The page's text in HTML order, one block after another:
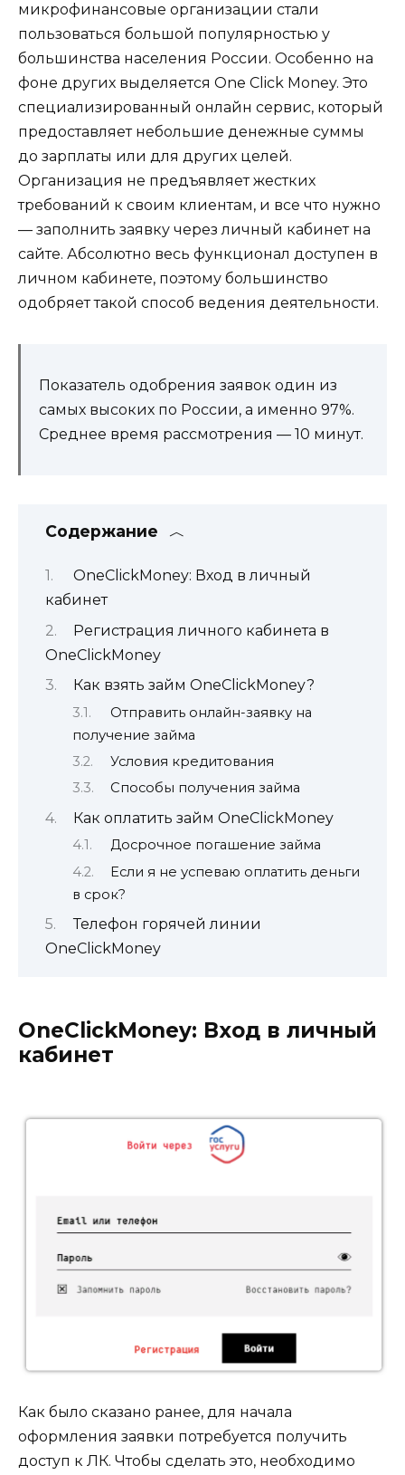
микрофинансовые организации стали
пользоваться большой популярностью у
большинства населения России. Особенно на
фоне других выделяется One Click Money. Это
специализированный онлайн сервис, который
предоставляет небольшие денежные суммы
до зарплаты или для других целей.
Организация не предъявляет жестких
требований к своим клиентам, и все что нужно
— заполнить заявку через личный кабинет на
сайте. Абсолютно весь функционал доступен в
личном кабинете, поэтому большинство
одобряет такой способ ведения деятельности.
Показатель одобрения заявок один из
самых высоких по России, а именно 97%.
Среднее время рассмотрения — 10 минут.
Содержание
OneClickMoney: Вход в личный
кабинет
Регистрация личного кабинета в
OneClickMoney
Как взять займ OneClickMoney?
Отправить онлайн-заявку на
получение займа
Условия кредитования
Способы получения займа
Как оплатить займ OneClickMoney
Досрочное погашение займа
Если я не успеваю оплатить деньги
в срок?
Телефон горячей линии
OneClickMoney
OneClickMoney: Вход в личный
кабинет
Как было сказано ранее, для начала
оформления заявки потребуется получить
доступ к ЛК. Чтобы сделать это, необходимо